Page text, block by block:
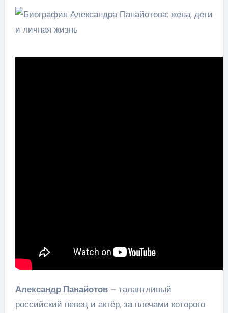
Александр Панайотов– талантливый
российский певец и актёр, за плечами которого